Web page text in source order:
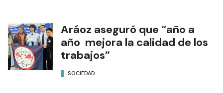
Aráoz aseguró que “año a
año mejora la calidad de los
trabajos”
SOCIEDAD